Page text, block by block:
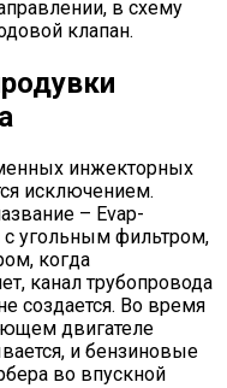
в схему
клапан.
инжекторных
исключением.
– Evap-
с угольным фильтром,
когда
канал трубопровода
создается. Во время
двигателе
и бензиновые
во впускной